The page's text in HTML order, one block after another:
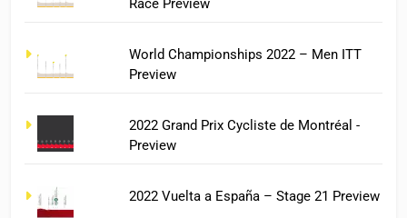
Race Preview
World Championships 2022 – Men ITT
Preview
2022 Grand Prix Cycliste de Montréal -
Preview
2022 Vuelta a España – Stage 21 Preview